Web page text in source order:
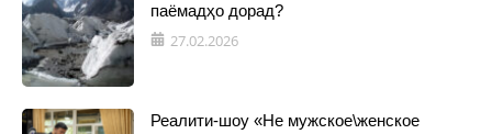
паёмадҳо дорад?
27.02.2026
Реалити-шоу «Не мужское\женское